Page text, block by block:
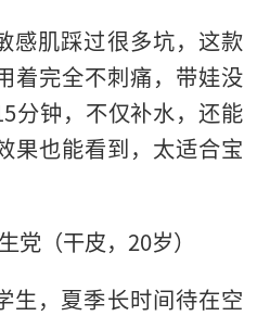
感肌踩过很多坑，这款
着完全不刺痛，带娃没
分钟，不仅补水，还能
果也能看到，太适合宝
党（干皮，20岁）
生，夏季长时间待在空